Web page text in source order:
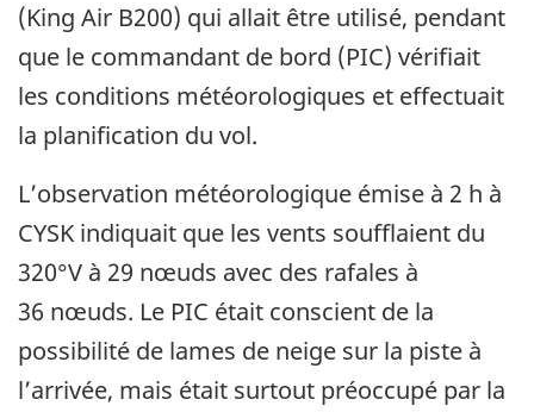
(King Air B200) qui allait être utilisé, pendant
que le commandant de bord (PIC) vérifiait
les conditions météorologiques et effectuait
la planification du vol.
L’observation météorologique émise à 2 h à
CYSK indiquait que les vents soufflaient du
320°V à 29 nœuds avec des rafales à
36 nœuds. Le PIC était conscient de la
possibilité de lames de neige sur la piste à
l’arrivée, mais était surtout préoccupé par la